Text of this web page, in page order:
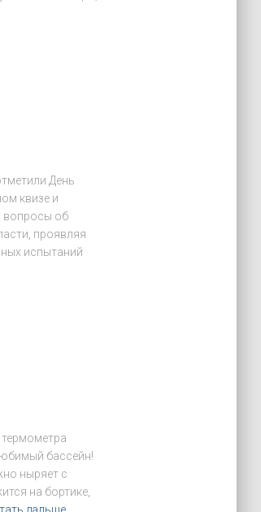
День
квизе и
вопросы об
проявляя
испытаний
бассейн!
ныряет с
на бортике,